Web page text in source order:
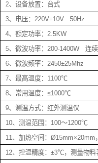
2、设备放置：台式
3、电压：220V±10V 50Hz
4、额定功率：2.5KW
5、微波功率：200-1400W 连
6、微波频率：2450±25Mhz
7、最高温度：1100℃
8、常用温度：≤1000℃
9、测温方式：红外测温仪
10、测温范围：100～1200℃
11、加热空间：
12、控温精度：±3℃，测量物料